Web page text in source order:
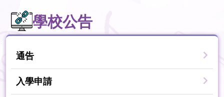
學校公告
通告
入學申請